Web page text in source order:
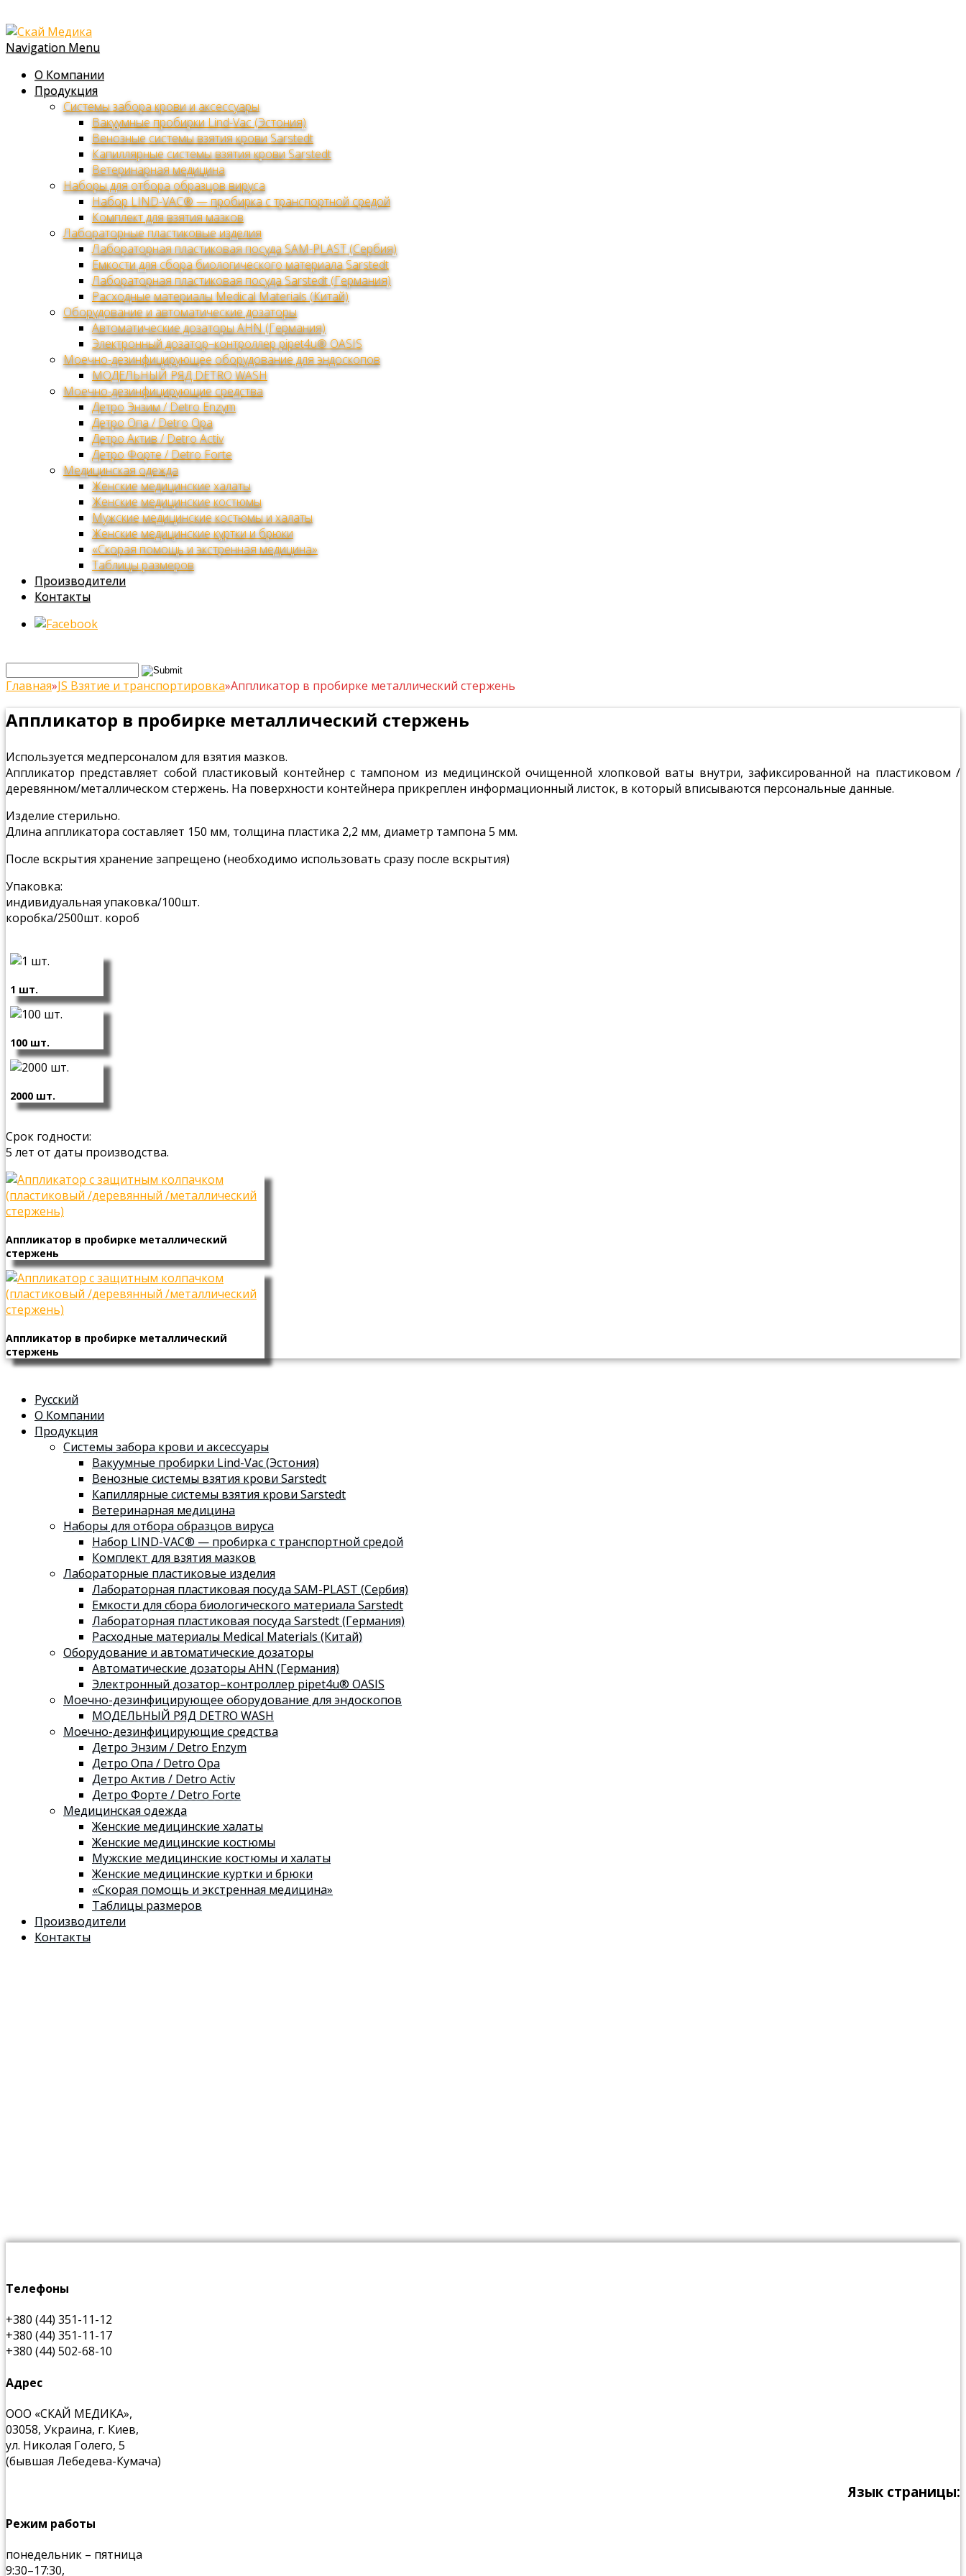
Navigation Menu
О Компании
Продукция
Системы забора крови и аксессуары
Вакуумные пробирки Lind-Vac (Эстония)
Венозные системы взятия крови Sarstedt
Капиллярные системы взятия крови Sarstedt
Ветеринарная медицина
Наборы для отбора образцов вируса
Набор LIND-VAC® — пробирка с транспортной средой
Комплект для взятия мазков
Лабораторные пластиковые изделия
Лабораторная пластиковая посуда SAM-PLAST (Сербия)
Емкости для сбора биологического материала Sarstedt
Лабораторная пластиковая посуда Sarstedt (Германия)
Расходные материалы Medical Materials (Китай)
Оборудование и автоматические дозаторы
Автоматические дозаторы AHN (Германия)
Электронный дозатор–контроллер pipet4u® OASIS
Моечно-дезинфицирующее оборудование для эндоскопов
МОДЕЛЬНЫЙ РЯД DETRO WASH
Моечно-дезинфицирующие средства
Детро Энзим / Detro Enzym
Детро Опа / Detro Opa
Детро Актив / Detro Activ
Детро Форте / Detro Forte
Медицинская одежда
Женские медицинские халаты
Женские медицинские костюмы
Мужские медицинские костюмы и халаты
Женские медицинские куртки и брюки
«Скорая помощь и экстренная медицина»
Таблицы размеров
Производители
Контакты
Главная»JS Взятие и транспортировка»Аппликатор в пробирке металлический стержень
Аппликатор в пробирке металлический стержень
Используется медперсоналом для взятия мазков.
Аппликатор представляет собой пластиковый контейнер с тампоном из медицинской очищенной хлопковой ваты внутри, зафиксированной на пластиковом /
деревянном/металлическом стержень. На поверхности контейнера прикреплен информационный листок, в который вписываются персональные данные.
Изделие стерильно.
Длина аппликатора составляет 150 мм, толщина пластика 2,2 мм, диаметр тампона 5 мм.
После вскрытия хранение запрещено (необходимо использовать сразу после вскрытия)
Упаковка:
индивидуальная упаковка/100шт.
коробка/2500шт. короб
1 шт.
100 шт.
2000 шт.
Срок годности:
5 лет от даты производства.
Аппликатор в пробирке металлический
стержень
Аппликатор в пробирке металлический
стержень
Русский
О Компании
Продукция
Системы забора крови и аксессуары
Вакуумные пробирки Lind-Vac (Эстония)
Венозные системы взятия крови Sarstedt
Капиллярные системы взятия крови Sarstedt
Ветеринарная медицина
Наборы для отбора образцов вируса
Набор LIND-VAC® — пробирка с транспортной средой
Комплект для взятия мазков
Лабораторные пластиковые изделия
Лабораторная пластиковая посуда SAM-PLAST (Сербия)
Емкости для сбора биологического материала Sarstedt
Лабораторная пластиковая посуда Sarstedt (Германия)
Расходные материалы Medical Materials (Китай)
Оборудование и автоматические дозаторы
Автоматические дозаторы AHN (Германия)
Электронный дозатор–контроллер pipet4u® OASIS
Моечно-дезинфицирующее оборудование для эндоскопов
МОДЕЛЬНЫЙ РЯД DETRO WASH
Моечно-дезинфицирующие средства
Детро Энзим / Detro Enzym
Детро Опа / Detro Opa
Детро Актив / Detro Activ
Детро Форте / Detro Forte
Медицинская одежда
Женские медицинские халаты
Женские медицинские костюмы
Мужские медицинские костюмы и халаты
Женские медицинские куртки и брюки
«Скорая помощь и экстренная медицина»
Таблицы размеров
Производители
Контакты
Телефоны
+380 (44) 351-11-12
+380 (44) 351-11-17
+380 (44) 502-68-10
Адрес
ООО «СКАЙ МЕДИКА»,
03058, Украина, г. Киев,
ул. Николая Голего, 5
(бывшая Лебедева-Кумача)
Язык страницы:
Режим работы
понедельник – пятница
9:30–17:30,